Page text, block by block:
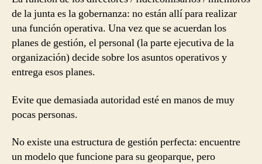
de la junta es la gobernanza: no están allí para realizar
una función operativa. Una vez que se acuerdan los
planes de gestión, el personal (la parte ejecutiva de la
organización) decide sobre los asuntos operativos y
entrega esos planes.
Evite que demasiada autoridad esté en manos de muy
pocas personas.
No existe una estructura de gestión perfecta: encuentre
un modelo que funcione para su geoparque, pero